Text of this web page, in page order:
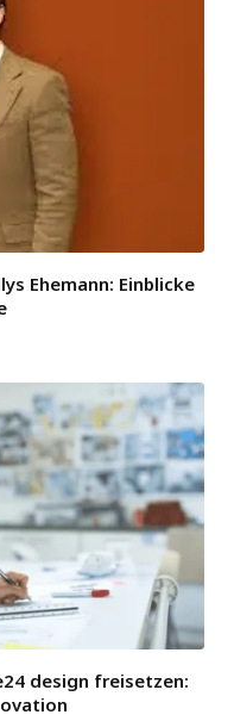
Ehemann: Einblicke
design freisetzen: